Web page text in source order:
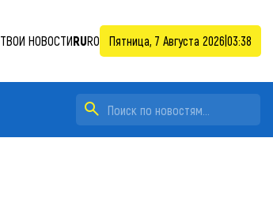
ТВОИ НОВОСТИRURO Пятница, 7 Августа 2026 03:38